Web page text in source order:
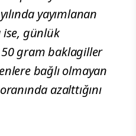
yayımlanan
ise, günlük
50 gram baklagiller
bağlı olmayan
azalttığını